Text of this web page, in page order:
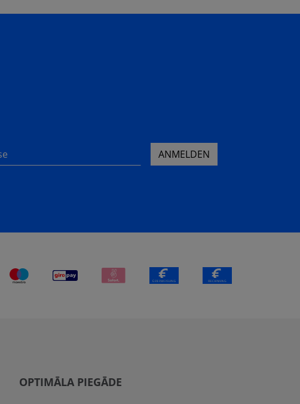
ANMELDEN
OPTIMĀLA PIEGĀDE